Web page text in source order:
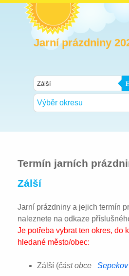
Jarní prázdniny
Výběr okresu
Termín jarních
Zálší
Jarní prázdniny a jejich termín
naleznete na odkaze
Je potřeba vybrat ten okres, do
hledané město/obec:
Zálší (část obce Sepekov